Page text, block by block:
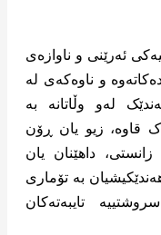
ئەرێنی و ناوازەی
و ناوەکەی لە
لەو وڵاتانە بە
قاوە، زیو یان ڕۆن
زانستی، داهێنان یان
بە تۆماری
تایبەتەکان